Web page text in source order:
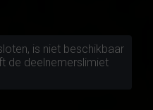
is niet beschikbaar
de deelnemerslimiet